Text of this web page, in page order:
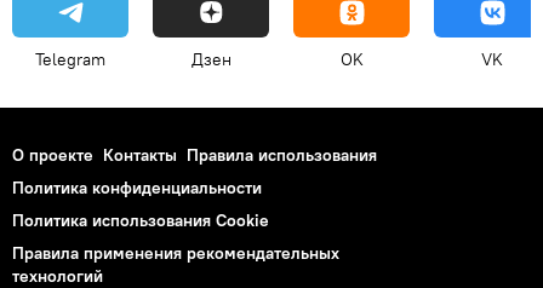
Telegram Дзен OK VK
О проекте Контакты Правила использования
Политика конфиденциальности
Политика использования Cookie
Правила применения рекомендательных
технологий